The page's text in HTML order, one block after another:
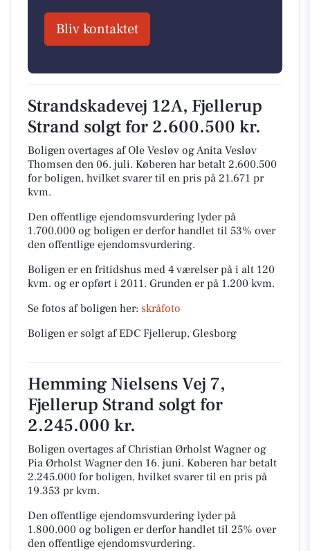
Bliv kontaktet
Strandskadevej 12A, Fjellerup
Strand solgt for 2.600.500 kr.
Boligen overtages af Ole Vesløv og Anita Vesløv
Thomsen den 06. juli. Køberen har betalt 2.600.500
for boligen, hvilket svarer til en pris på 21.671 pr
kvm.
Den offentlige ejendomsvurdering lyder på
1.700.000 og boligen er derfor handlet til 53% over
den offentlige ejendomsvurdering.
Boligen er en fritidshus med 4 værelser på i alt 120
kvm. og er opført i 2011. Grunden er på 1.200 kvm.
Se fotos af boligen her: skråfoto
Boligen er solgt af EDC Fjellerup, Glesborg
Hemming Nielsens Vej 7,
Fjellerup Strand solgt for
2.245.000 kr.
Boligen overtages af Christian Ørholst Wagner og
Pia Ørholst Wagner den 16. juni. Køberen har betalt
2.245.000 for boligen, hvilket svarer til en pris på
19.353 pr kvm.
Den offentlige ejendomsvurdering lyder på
1.800.000 og boligen er derfor handlet til 25% over
den offentlige ejendomsvurdering.